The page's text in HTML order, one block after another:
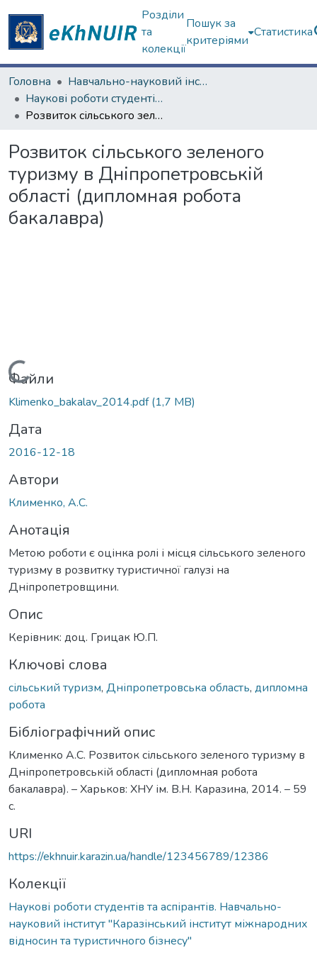
Розділи
та
колекції
Пошук за
критеріями
Статистика
Головна
Навчально-науковий інститут "Каразінський інститут міжнародних відносин та туристичного бізнесу"
Наукові роботи студентів та аспірантів. Навчально-науковий інститут "Каразінський інститут міжнародних відносин та туристичного бізнесу"
Розвиток сільського зеленого туризму в Дніпропетровській області (дипломная робота бакалавра)
Розвиток сільського зеленого
туризму в Дніпропетровській
області (дипломная робота
бакалавра)
Вантажиться...
Файли
Klimenko_bakalav_2014.pdf(1,7 MB)
Дата
2016-12-18
Автори
Клименко, А.С.
Анотація
Метою роботи є оцінка ролі і місця сільського зеленого
туризму в розвитку туристичної галузі на
Дніпропетровщини.
Опис
Керівник: доц. Грицак Ю.П.
Ключові слова
сільський туризм, Дніпропетровська область, дипломна
робота
Бібліографічний опис
Клименко А.С. Розвиток сільського зеленого туризму в
Дніпропетровській області (дипломная робота
бакалавра). – Харьков: ХНУ ім. В.Н. Каразина, 2014. – 59
с.
URI
https://ekhnuir.karazin.ua/handle/123456789/12386
Колекції
Наукові роботи студентів та аспірантів. Навчально-
науковий інститут "Каразінський інститут міжнародних
відносин та туристичного бізнесу"